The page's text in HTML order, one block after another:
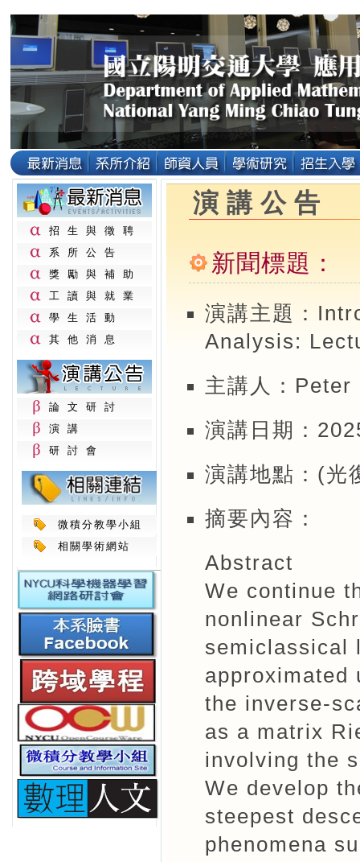
招生與徵聘
系所公告
獎勵與補助
工讀與就業
學生活動
其他消息
論文研討
演講
研討會
微積分教學小組
相關學術網站
演講公告
新聞標題：
演講主題：
Analysis:
主講人：
演講日期：
演講地點：(光
摘要內容：
Abstract
We continue
nonlinear
semiclassical
approximated
the inverse-
as a matrix
involving the
We develop
steepest
phenomena